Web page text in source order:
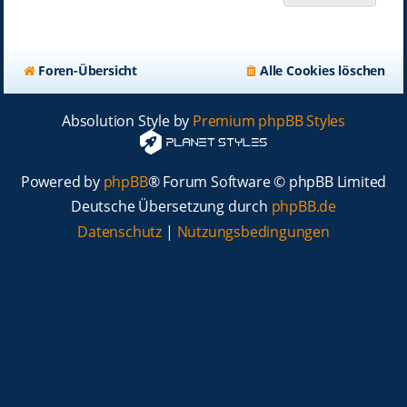
Foren-Übersicht Alle Cookies löschen
Absolution Style by Premium phpBB Styles
Powered by phpBB® Forum Software © phpBB Limited
Deutsche Übersetzung durch phpBB.de
Datenschutz | Nutzungsbedingungen